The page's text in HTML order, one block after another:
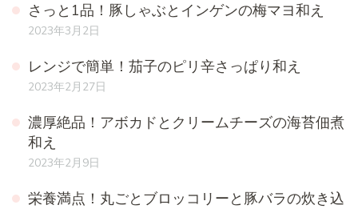
さっと1品！豚しゃぶとインゲンの梅マヨ和え
2023年3月2日
レンジで簡単！茄子のピリ辛さっぱり和え
2023年2月27日
濃厚絶品！アボカドとクリームチーズの海苔佃煮
和え
2023年2月9日
栄養満点！丸ごとブロッコリーと豚バラの炊き込